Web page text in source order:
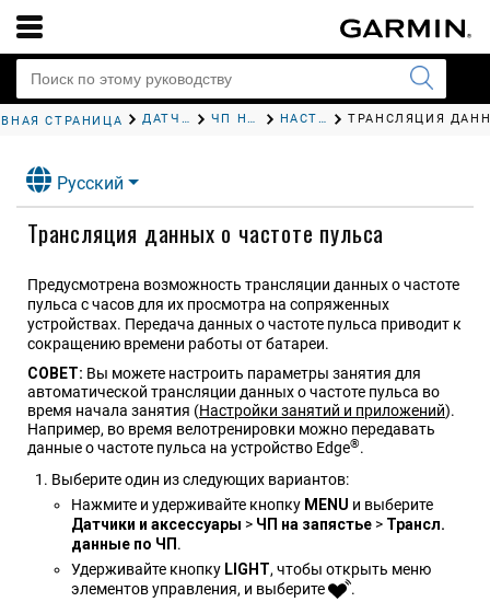
СТРАНИЦА ДАТЧИКИ И АКСЕССУАРЫ ЧП НА ЗАПЯСТЬЕ НАСТРОЙКИ НАРУЧНОГО ПУЛЬСОМЕТРА
Русский
Трансляция данных о частоте пульса
Предусмотрена возможность трансляции данных о частоте
пульса с часов для их просмотра на сопряженных
устройствах. Передача данных о частоте пульса приводит к
сокращению времени работы от батареи.
СОВЕТ: Вы можете настроить параметры занятия для
автоматической трансляции данных о частоте пульса во
время начала занятия (Настройки занятий и приложений).
Например, во время велотренировки можно передавать
данные о частоте пульса на устройство Edge®.
Выберите один из следующих вариантов:
Нажмите и удерживайте кнопку MENU и выберите
Датчики и аксессуары > ЧП на запястье > Трансл.
дан​ные по ЧП .
Удерживайте кнопку LIGHT, чтобы открыть меню
элементов управления, и выберите
.